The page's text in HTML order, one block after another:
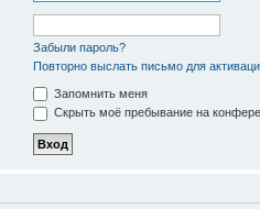
Забыли пароль?
Повторно выслать письмо для
Запомнить меня
Скрыть моё пребывание на